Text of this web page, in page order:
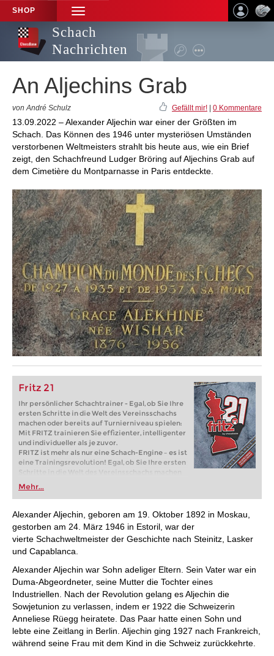
SHOP
TOGGLE
NAVIGATION
Schach
Nachrichten
An Aljechins Grab
von André Schulz Gefällt mir! 0 Kommentare
13.09.2022 – Alexander Aljechin war einer der Größten im
Schach. Das Können des 1946 unter mysteriösen Umständen
verstorbenen Weltmeisters strahlt bis heute aus, wie ein Brief
zeigt, den Schachfreund Ludger Bröring auf Aljechins Grab auf
dem Cimetière du Montparnasse in Paris entdeckte.
Fritz 21
Ihr persönlicher Schachtrainer - Egal, ob Sie Ihre
ersten Schritte in die Welt des Vereinsschachs
machen oder bereits auf Turnierniveau spielen:
Mit FRITZ trainieren Sie effizienter, intelligenter
und individueller als je zuvor.
FRITZ ist mehr als nur eine Schach-Engine – es ist
eine Trainingsrevolution! Egal, ob Sie Ihre ersten
Schritte in die Welt des Vereinsschachs machen
oder bereits auf Turnierniveau spielen: Mit
FRITZ trainieren Sie effizienter, intelligenter und
individueller als je zuvor.
Mehr...
Alexander Aljechin, geboren am 19. Oktober 1892 in Moskau,
gestorben am 24. März 1946 in Estoril, war der
vierte Schachweltmeister der Geschichte nach Steinitz, Lasker
und Capablanca.
Alexander Aljechin war Sohn adeliger Eltern. Sein Vater war ein
Duma-Abgeordneter, seine Mutter die Tochter eines
Industriellen. Nach der Revolution gelang es Aljechin die
Sowjetunion zu verlassen, indem er 1922 die Schweizerin
Anneliese Rüegg heiratete. Das Paar hatte einen Sohn und
lebte eine Zeitlang in Berlin. Aljechin ging 1927 nach Frankreich,
während seine Frau mit dem Kind in die Schweiz zurückkehrte.